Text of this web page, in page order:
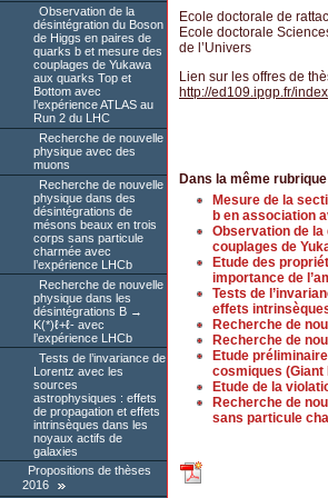
Observation de la
désintégration du Boson
de Higgs en paires de
quarks b et mesure des
couplages de Yukawa
aux quarks Top et
Bottom avec
l’expérience ATLAS au
Run 2 du LHC
Recherche de nouvelle
physique avec des
muons
Recherche de nouvelle
physique dans des
désintégrations de
mésons beaux en trois
corps sans particule
charmée avec
l’expérience LHCb
Recherche de nouvelle
physique dans les
désintégrations B →
K(*)ℓ+ℓ- avec
l’expérience LHCb
Tests de l’invariance de
Lorentz avec les
sources
astrophysiques : effets
de propagation et effets
intrinsèques dans les
noyaux actifs de
galaxies
Propositions de thèses
2016
Ecole doctorale de
Ecole doctorale
de l’Univers
Lien sur les offres de
http://ed109.ipgp.fr/
Dans la même
Mesure de la
b en association
Observation de
couplages de
Etude des
importance de
Tests de
effets
Recherche de
Recherche de
Etude
cosmiques
Etude de la
Recherche de
sans particule